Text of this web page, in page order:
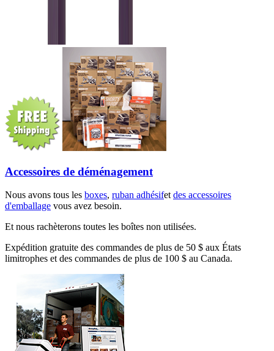
Accessoires de déménagement
Nous avons tous les boxes, ruban adhésifetdes accessoires
d'emballage vous avez besoin.
Et nous rachèterons toutes les boîtes non utilisées.
Expédition gratuite des commandes de plus de 50 $ aux États
limitrophes et des commandes de plus de 100 $ au Canada.